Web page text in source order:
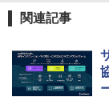
関連記事